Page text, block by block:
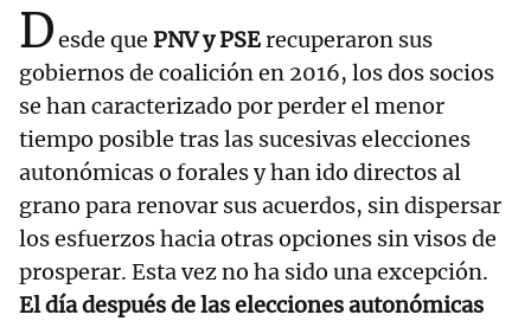
Desde que PNV y PSErecuperaron sus
gobiernos de coalición en 2016, los dos socios
se han caracterizado por perder el menor
tiempo posible tras las sucesivas elecciones
autonómicas o forales y han ido directos al
grano para renovar sus acuerdos, sin dispersar
los esfuerzos hacia otras opciones sin visos de
prosperar. Esta vez no ha sido una excepción.
El día después de las elecciones autonómicas